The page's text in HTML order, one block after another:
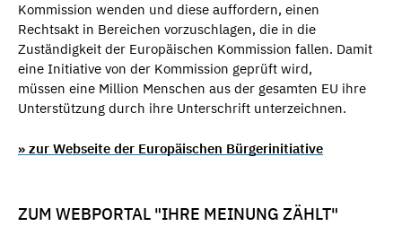
Kommission wenden und diese auffordern, einen
Rechtsakt in Bereichen vorzuschlagen, die in die
Zuständigkeit der Europäischen Kommission fallen. Damit
eine Initiative von der Kommission geprüft wird,
müssen eine Million Menschen aus der gesamten EU ihre
Unterstützung durch ihre Unterschrift unterzeichnen.
» zur Webseite der Europäischen Bürgerinitiative
ZUM WEBPORTAL "IHRE MEINUNG ZÄHLT"